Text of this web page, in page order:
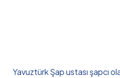
Yavuztürk Şap ustası şapcı